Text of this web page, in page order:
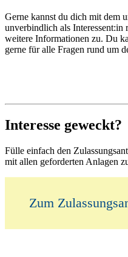
Gerne kannst du dich mit dem
unverbindlich als Interessent:in
weitere Informationen zu. Du
gerne für alle Fragen rund um
Interesse geweckt?
Fülle einfach den
mit allen geforderten Anlagen
Zum